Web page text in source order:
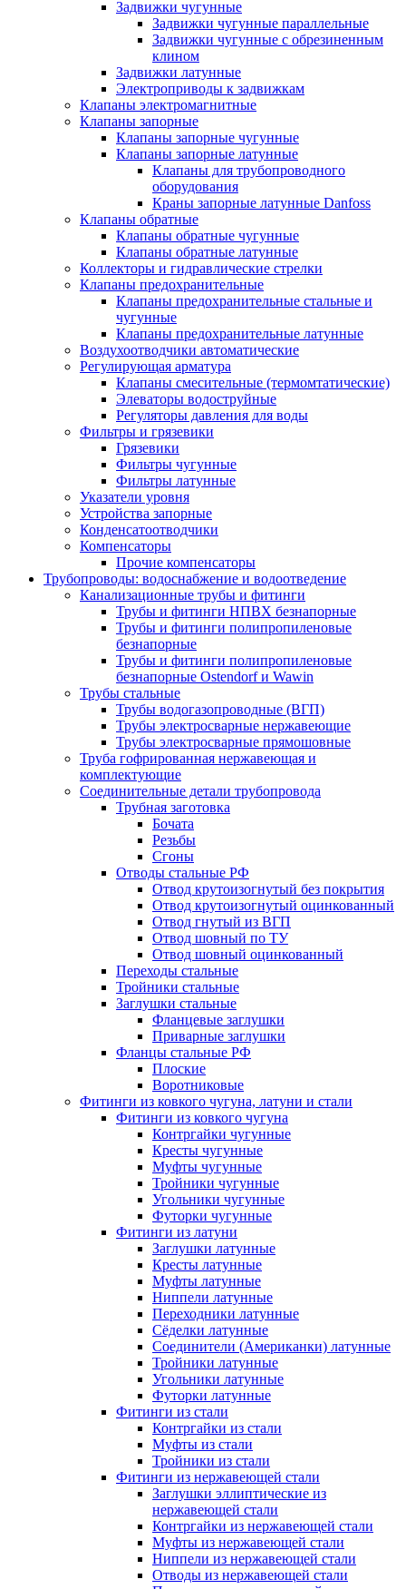
Задвижки чугунные
Задвижки чугунные параллельные
Задвижки чугунные с обрезиненным
клином
Задвижки латунные
Электроприводы к задвижкам
Клапаны электромагнитные
Клапаны запорные
Клапаны запорные чугунные
Клапаны запорные латунные
Клапаны для трубопроводного
оборудования
Краны запорные латунные Danfoss
Клапаны обратные
Клапаны обратные чугунные
Клапаны обратные латунные
Коллекторы и гидравлические стрелки
Клапаны предохранительные
Клапаны предохранительные стальные и
чугунные
Клапаны предохранительные латунные
Воздухоотводчики автоматические
Регулирующая арматура
Клапаны смесительные (термомтатические)
Элеваторы водоструйные
Регуляторы давления для воды
Фильтры и грязевики
Грязевики
Фильтры чугунные
Фильтры латунные
Указатели уровня
Устройства запорные
Конденсатоотводчики
Компенсаторы
Прочие компенсаторы
Трубопроводы: водоснабжение и водоотведение
Канализационные трубы и фитинги
Трубы и фитинги НПВХ безнапорные
Трубы и фитинги полипропиленовые
безнапорные
Трубы и фитинги полипропиленовые
безнапорные Ostendorf и Wawin
Трубы стальные
Трубы водогазопроводные (ВГП)
Трубы электросварные нержавеющие
Трубы электросварные прямошовные
Труба гофрированная нержавеющая и
комплектующие
Соединительные детали трубопровода
Трубная заготовка
Бочата
Резьбы
Сгоны
Отводы стальные РФ
Отвод крутоизогнутый без покрытия
Отвод крутоизогнутый оцинкованный
Отвод гнутый из ВГП
Отвод шовный по ТУ
Отвод шовный оцинкованный
Переходы стальные
Тройники стальные
Заглушки стальные
Фланцевые заглушки
Приварные заглушки
Фланцы стальные РФ
Плоские
Воротниковые
Фитинги из ковкого чугуна, латуни и стали
Фитинги из ковкого чугуна
Контргайки чугунные
Кресты чугунные
Муфты чугунные
Тройники чугунные
Угольники чугунные
Футорки чугунные
Фитинги из латуни
Заглушки латунные
Кресты латунные
Муфты латунные
Ниппели латунные
Переходники латунные
Сёделки латунные
Соединители (Американки) латунные
Тройники латунные
Угольники латунные
Футорки латунные
Фитинги из стали
Контргайки из стали
Муфты из стали
Тройники из стали
Фитинги из нержавеющей стали
Заглушки эллиптические из
нержавеющей стали
Контргайки из нержавеющей стали
Муфты из нержавеющей стали
Ниппели из нержавеющей стали
Отводы из нержавеющей стали